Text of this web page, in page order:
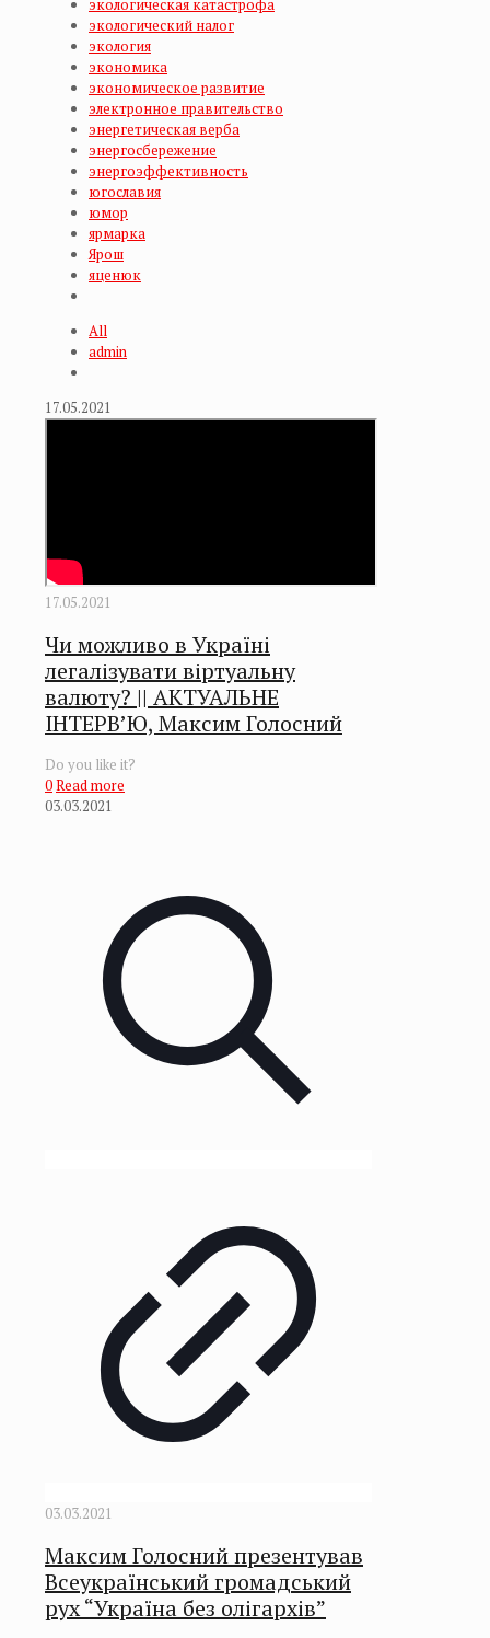
экологическая катастрофа
экологический налог
экология
экономика
экономическое развитие
электронное правительство
энергетическая верба
энергосбережение
энергоэффективность
югославия
юмор
ярмарка
Ярош
яценюк
All
admin
17.05.2021
17.05.2021
Чи можливо в Україні
легалізувати віртуальну
валюту? || АКТУАЛЬНЕ
ІНТЕРВ’Ю, Максим Голосний
Do you like it?
0Read more
03.03.2021
03.03.2021
Максим Голосний презентував
Всеукраїнський громадський
рух “Україна без олігархів”